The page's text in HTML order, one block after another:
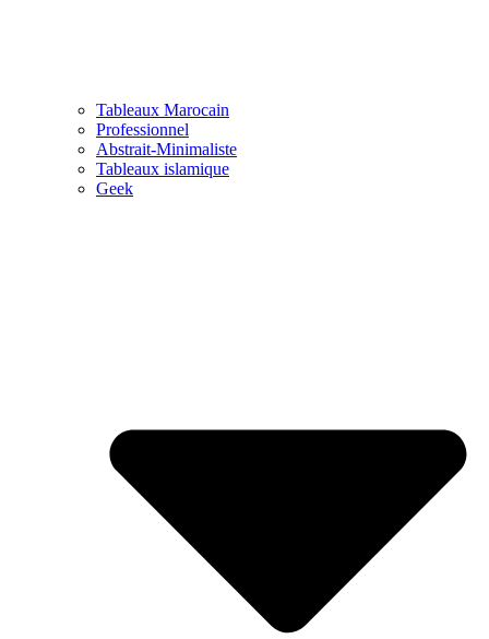
Tableaux Marocain
Professionnel
Abstrait-Minimaliste
Tableaux islamique
Geek